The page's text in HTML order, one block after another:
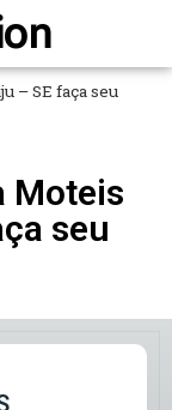
– SE faça seu
Moteis
seu